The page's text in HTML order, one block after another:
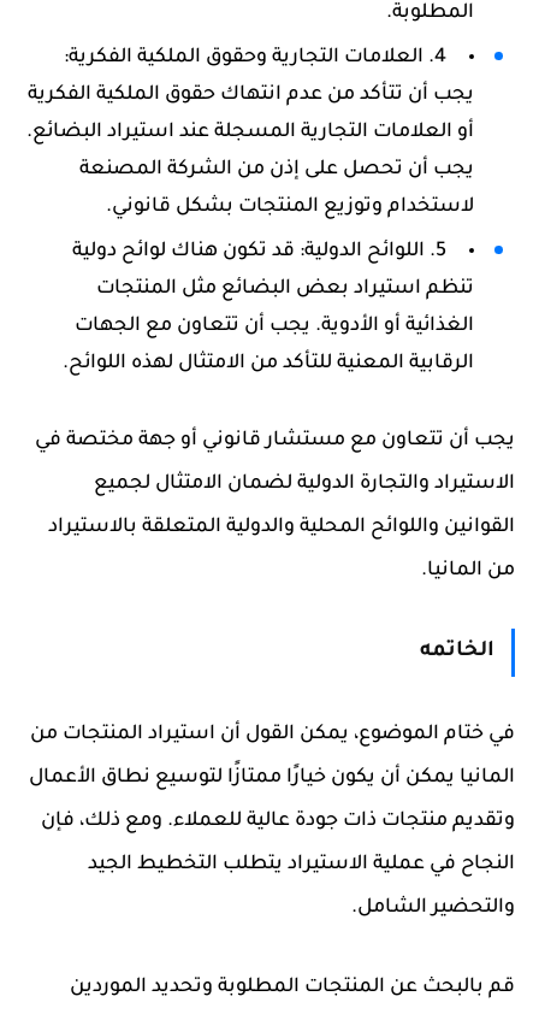
المطلوبة.
4. العلامات التجارية وحقوق الملكية الفكرية:
يجب أن تتأكد من عدم انتهاك حقوق الملكية الفكرية
أو العلامات التجارية المسجلة عند استيراد البضائع.
يجب أن تحصل على إذن من الشركة المصنعة
لاستخدام وتوزيع المنتجات بشكل قانوني.
5. اللوائح الدولية: قد تكون هناك لوائح دولية
تنظم استيراد بعض البضائع مثل المنتجات
الغذائية أو الأدوية. يجب أن تتعاون مع الجهات
الرقابية المعنية للتأكد من الامتثال لهذه اللوائح.
يجب أن تتعاون مع مستشار قانوني أو جهة مختصة في
الاستيراد والتجارة الدولية لضمان الامتثال لجميع
القوانين واللوائح المحلية والدولية المتعلقة بالاستيراد
من المانيا.
الخاتمه
في ختام الموضوع، يمكن القول أن استيراد المنتجات من
المانيا يمكن أن يكون خيارًا ممتازًا لتوسيع نطاق الأعمال
وتقديم منتجات ذات جودة عالية للعملاء. ومع ذلك، فإن
النجاح في عملية الاستيراد يتطلب التخطيط الجيد
والتحضير الشامل.
قم بالبحث عن المنتجات المطلوبة وتحديد الموردين